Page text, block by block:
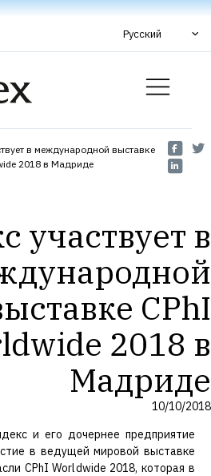
Русский
в международной выставке
2018 в Мадриде
участвует в
CPhI
2018 в
Мадриде
10/10/2018
и его дочернее предприятие
в ведущей мировой выставке
CPhI Worldwide 2018, которая в